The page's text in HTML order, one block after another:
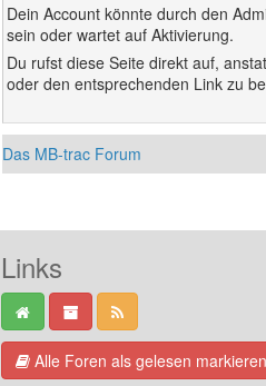
Dein Account könnte durch den
sein oder wartet auf Aktivierung.
Du rufst diese Seite direkt auf,
oder den entsprechenden Link zu
Das MB-trac Forum
Links
Alle Foren als gelesen markieren